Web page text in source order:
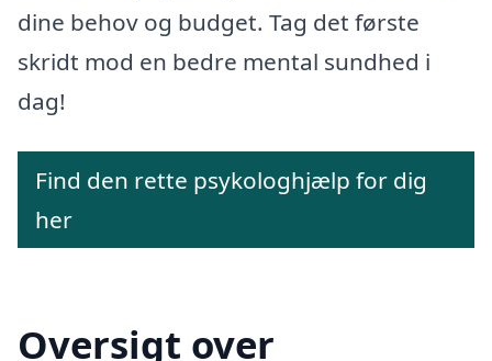
dine behov og budget. Tag det første
skridt mod en bedre mental sundhed i
dag!
Find den rette psykologhjælp for dig
her
Oversigt over